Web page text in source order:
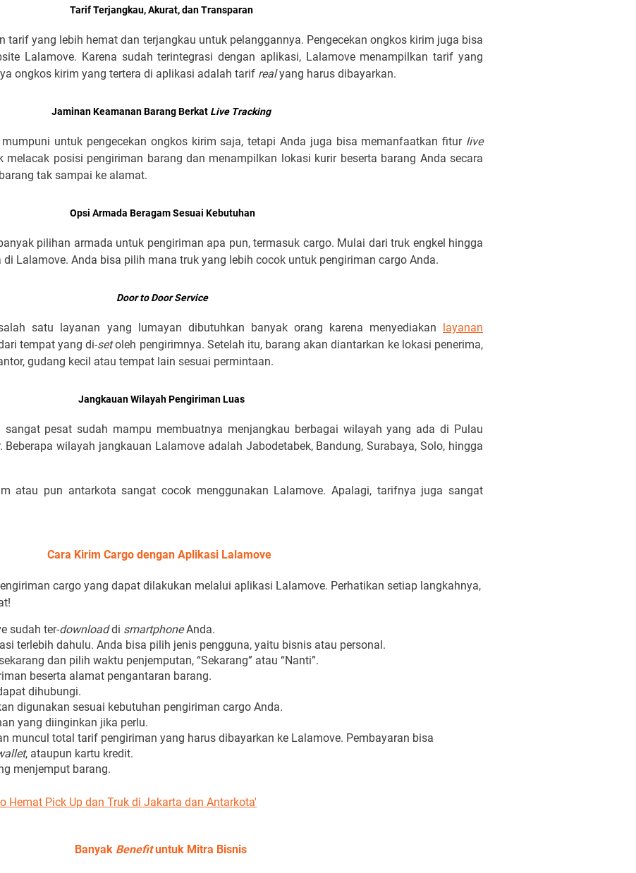
Tarif Terjangkau, Akurat, dan Transparan
tarif yang lebih hemat dan terjangkau untuk pelanggannya. Pengecekan ongkos kirim juga bisa
Lalamove. Karena sudah terintegrasi dengan aplikasi, Lalamove menampilkan tarif yang
ongkos kirim yang tertera di aplikasi adalah tarif realyang harus dibayarkan.
Jaminan Keamanan Barang Berkat Live Tracking
untuk pengecekan ongkos kirim saja, tetapi Anda juga bisa memanfaatkan fitur live
melacak posisi pengiriman barang dan menampilkan lokasi kurir beserta barang Anda secara
tak sampai ke alamat.
Opsi Armada Beragam Sesuai Kebutuhan
pilihan armada untuk pengiriman apa pun, termasuk cargo. Mulai dari truk engkel hingga
di Lalamove. Anda bisa pilih mana truk yang lebih cocok untuk pengiriman cargo Anda.
Door to Door Service
satu layanan yang lumayan dibutuhkan banyak orang karena menyediakan layanan
tempat yang di-setoleh pengirimnya. Setelah itu, barang akan diantarkan ke lokasi penerima,
gudang kecil atau tempat lain sesuai permintaan.
Jangkauan Wilayah Pengiriman Luas
sangat pesat sudah mampu membuatnya menjangkau berbagai wilayah yang ada di Pulau
wilayah jangkauan Lalamove adalah Jabodetabek, Bandung, Surabaya, Solo, hingga
atau pun antarkota sangat cocok menggunakan Lalamove. Apalagi, tarifnya juga sangat
Cara Kirim Cargo dengan Aplikasi Lalamove
cargo yang dapat dilakukan melalui aplikasi Lalamove. Perhatikan setiap langkahnya,
sudah ter-downloaddi smartphoneAnda.
terlebih dahulu. Anda bisa pilih jenis pengguna, yaitu bisnis atau personal.
dan pilih waktu penjemputan, “Sekarang” atau “Nanti”.
beserta alamat pengantaran barang.
dihubungi.
digunakan sesuai kebutuhan pengiriman cargo Anda.
yang diinginkan jika perlu.
muncul total tarif pengiriman yang harus dibayarkan ke Lalamove. Pembayaran bisa
, ataupun kartu kredit.
menjemput barang.
Hemat Pick Up dan Truk di Jakarta dan Antarkota'
Banyak Benefituntuk Mitra Bisnis